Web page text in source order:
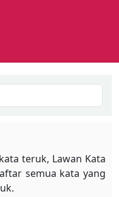
teruk, Lawan Kata
semua kata yang